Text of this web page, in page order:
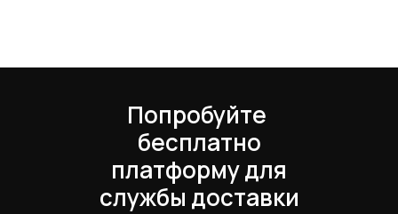
Попробуйте
бесплатно
платформу для
службы доставки